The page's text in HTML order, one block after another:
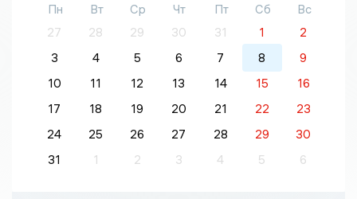
Пн Вт Ср Чт Пт Сб
Вс
27
28 29 30 31 1
2
3
4 5 6 7 8
9
10
11 12 13 14 15
16
17
18 19 20 21 22
23
24
25 26 27 28 29
30
31
1 2 3 4 5 6